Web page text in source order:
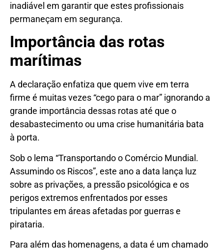
inadiável em garantir que estes profissionais
permaneçam em segurança.
Importância das rotas
marítimas
A declaração enfatiza que quem vive em terra
firme é muitas vezes “cego para o mar” ignorando a
grande importância dessas rotas até que o
desabastecimento ou uma crise humanitária bata
à porta.
Sob o lema “Transportando o Comércio Mundial.
Assumindo os Riscos”, este ano a data lança luz
sobre as privações, a pressão psicológica e os
perigos extremos enfrentados por esses
tripulantes em áreas afetadas por guerras e
pirataria.
Para além das homenagens, a data é um chamado